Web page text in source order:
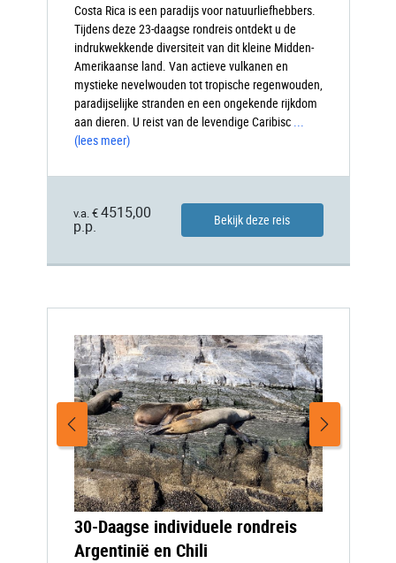
Costa Rica is een paradijs voor natuurliefhebbers.
Tijdens deze 23-daagse rondreis ontdekt u de
indrukwekkende diversiteit van dit kleine Midden-
Amerikaanse land. Van actieve vulkanen en
mystieke nevelwouden tot tropische regenwouden,
paradijselijke stranden en een ongekende rijkdom
aan dieren. U reist van de levendige Caribisc ...
(lees meer)
v.a. € 4515,00
p.p.
Bekijk deze reis
30-Daagse individuele rondreis
Argentinië en Chili